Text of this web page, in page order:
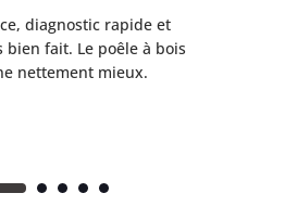
diagnostic rapide et
bien fait. Le poêle à bois
nettement mieux.